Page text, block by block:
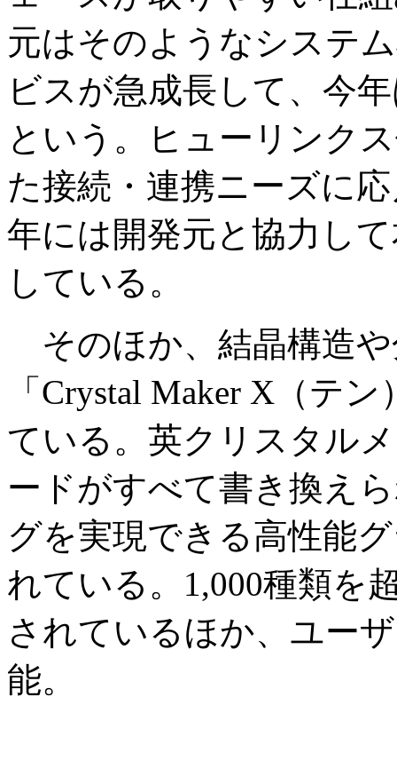
元はそのようなシステ
ビスが急成長して、今
という。ヒューリンク
た接続・連携ニーズに
年には開発元と協力し
している。
そのほか、結晶構造
「Crystal Maker X（テ
ている。英クリスタル
ードがすべて書き換え
グを実現できる高性能
れている。1,000種類を
されているほか、ユー
能。